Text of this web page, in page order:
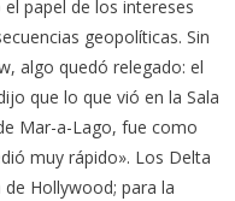
papel de los intereses
geopolíticas. Sin
algo quedó relegado: el
que lo que vió en la Sala
Mar-a-Lago, fue como
muy rápido». Los Delta
Hollywood; para la